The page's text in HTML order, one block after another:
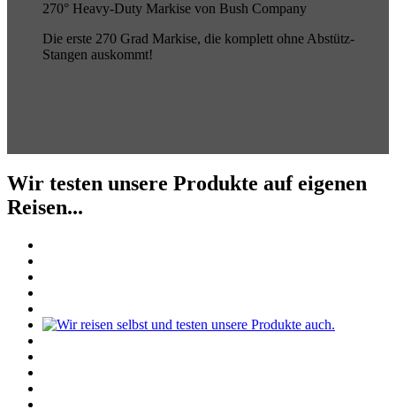
270° Heavy-Duty Markise von Bush Company
Die erste 270 Grad Markise, die komplett ohne Abstütz-
Stangen auskommt!
Wir testen unsere Produkte auf eigenen
Reisen...